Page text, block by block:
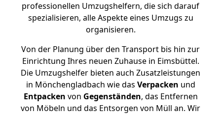
professionellen Umzugshelfern, die sich darauf
spezialisieren, alle Aspekte eines Umzugs zu
organisieren.
Von der Planung über den Transport bis hin zur
Einrichtung Ihres neuen Zuhause in Eimsbüttel.
Die Umzugshelfer bieten auch Zusatzleistungen
in Mönchengladbach wie das Verpacken und
Entpacken von Gegenständen, das Entfernen
von Möbeln und das Entsorgen von Müll an. Wir